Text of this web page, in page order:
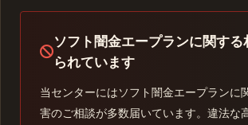
ソフト闇金エープランに関する
られています
当センターにはソフト闇金エープランに
害のご相談が多数届いています。違法な